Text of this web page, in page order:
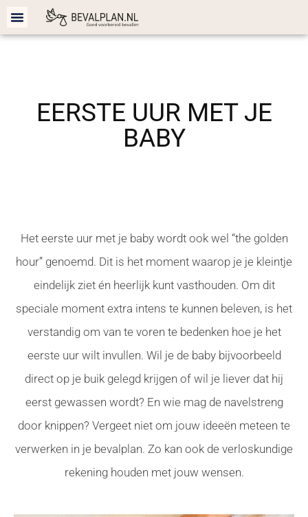
EERSTE UUR MET JE
BABY
Het eerste uur met je baby wordt ook wel “the golden
hour” genoemd. Dit is het moment waarop je je kleintje
eindelijk ziet én heerlijk kunt vasthouden. Om dit
speciale moment extra intens te kunnen beleven, is het
verstandig om van te voren te bedenken hoe je het
eerste uur wilt invullen. Wil je de baby bijvoorbeeld
direct op je buik gelegd krijgen of wil je liever dat hij
eerst gewassen wordt? En wie mag de navelstreng
door knippen? Vergeet niet om jouw ideeën meteen te
verwerken in je bevalplan. Zo kan ook de verloskundige
rekening houden met jouw wensen.